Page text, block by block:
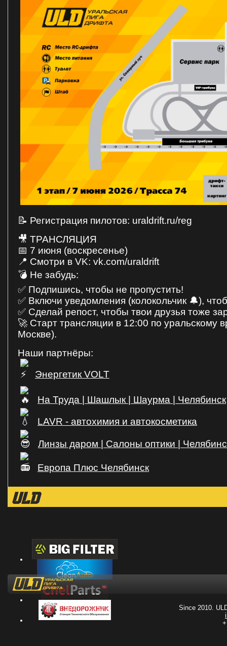
📝 Регистрация пилотов: uraldrift.ru/reg
🎥 ТРАНСЛЯЦИЯ
📅 7 июня (воскресенье)
📍 Смотри в VK: vk.com/uraldrift
💣 Не забудь:
✅ Подпишись, чтобы не пропустить!
✅ Включи уведомления (колокольчик 🔔),
✅ Сделай репост, чтобы твои друзья тоже
🚀 Старт трансляции в 12:00 по уральскому
Москве).
Наши партнёры:
Энергетик VOLT
На Труда | Шашлык | Шаурма | Челябинск
LAVR - автохимия и автокосметика
Линзы даром | Салоны оптики |
Европа Плюс Челябинск
Since 2010.